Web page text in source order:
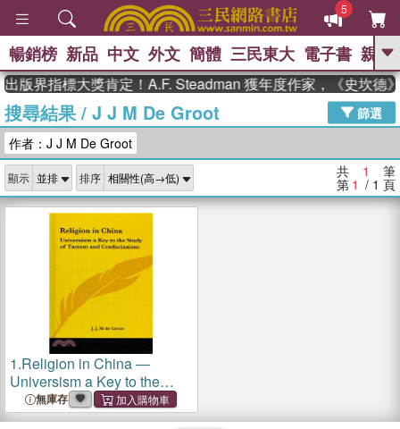
5
GO
熱搜： 東野圭吾 The Odyssey 、
父親節 、 如果歷史是一群喵 、 暑期
念華 、 台灣的李登輝時代 、 數學女
孩：黎曼猜想
偉大的迷走神經
暢銷榜 新品 中文 外文 簡體 三民東大 電子書 親子
版界指標大獎肯定！A.F. Steadman 獲年度作家，《史坎德
搜尋結果/ J J M De Groot
篩選
作者：J J M De Groot
顯示 排序 共 1 筆
第 1 / 1 頁
1.Religion in China ―
Universism a Key to the
Study of Taoism and
Confucianism
無庫存